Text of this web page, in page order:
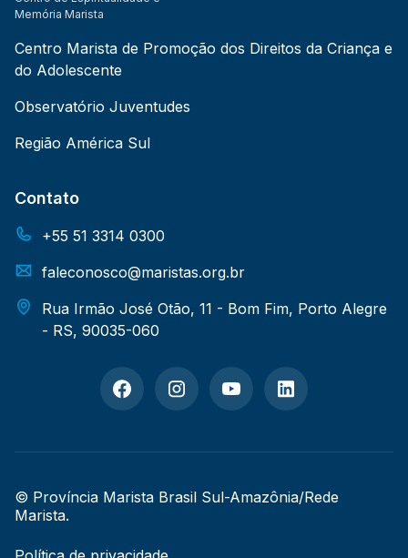
Memória Marista
Centro Marista de Promoção dos Direitos da Criança e
do Adolescente
Observatório Juventudes
Região América Sul
Contato
+55 51 3314 0300
faleconosco@maristas.org.br
Rua Irmão José Otão, 11 - Bom Fim, Porto Alegre
- RS, 90035-060
© Província Marista Brasil Sul-Amazônia/Rede
Marista.